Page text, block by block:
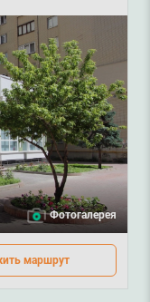
Фотогалерея
маршрут